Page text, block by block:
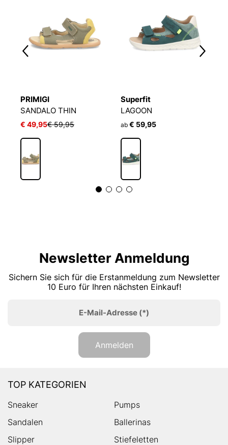
PRIMIGI
SANDALO THIN
€ 49,95€ 59,95
Superfit
LAGOON
ab € 59,95
Newsletter Anmeldung
Sichern Sie sich für die Erstanmeldung zum Newsletter
10 Euro für Ihren nächsten Einkauf!
E-Mail-Adresse (*)
Anmelden
TOP KATEGORIEN
Sneaker
Pumps
Sandalen
Ballerinas
Slipper
Stiefeletten